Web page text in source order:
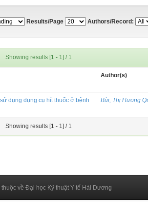
Results/Page Authors/Record:
Showing results [1 - 1] / 1
Author(s)
dụng dụng cụ hít thuốc ở bệnh
Bùi, Thị Hương
Showing results [1 - 1] / 1
về Đại học Kỹ thuật Y tế Hải Dương